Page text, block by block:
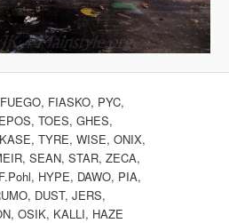
FIASKO, PYC,
TOES, GHES,
TYRE, WISE, ONIX,
SEAN, STAR, ZECA,
HYPE, DAWO, PIA,
DUST, JERS,
OSIK, KALLI, HAZE